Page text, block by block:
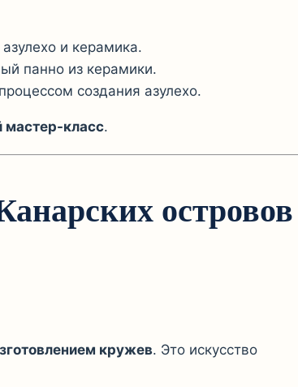
и керамика.
панно из керамики.
создания азулехо.
мастер-класс.
островов
кружев. Это искусство